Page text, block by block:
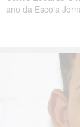
ano da Escola